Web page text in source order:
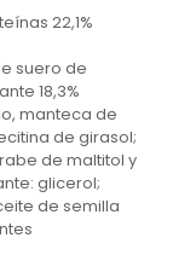
22,1%
suero de
18,3%
manteca de
de girasol;
de maltitol y
glicerol;
de semilla